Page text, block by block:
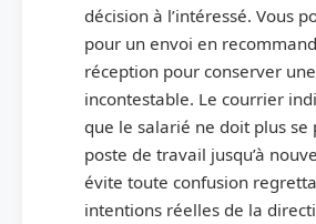
décision à l’intéressé. Vous
pour un envoi en
réception pour conserver
incontestable. Le courrier
que le salarié ne doit plus se
poste de travail jusqu’à
évite toute confusion
intentions réelles de la